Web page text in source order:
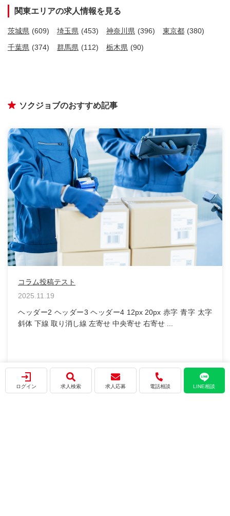
関東エリアの求人情報を見る
茨城県 (609) 埼玉県 (453) 神奈川県 (396) 東京都 (380)
千葉県 (374) 群馬県 (112) 栃木県 (90)
ソクジョブのおすすめ記事
2025.12.19
ログイン 求人検索 求人応募 電話相談 LINE相談